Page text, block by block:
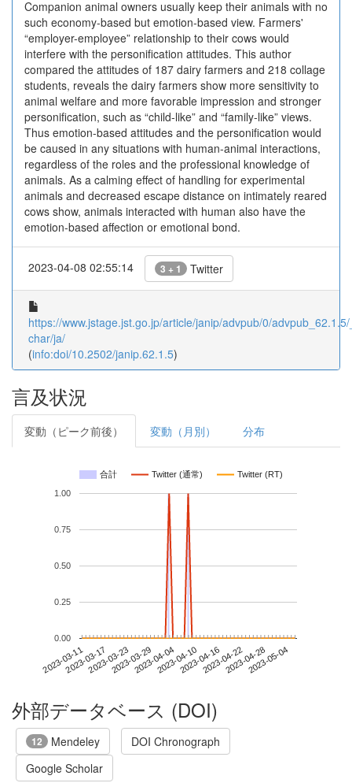
Companion animal owners usually keep their animals with no
such economy-based but emotion-based view. Farmers'
“employer-employee” relationship to their cows would
interfere with the personification attitudes. This author
compared the attitudes of 187 dairy farmers and 218 collage
students, reveals the dairy farmers show more sensitivity to
animal welfare and more favorable impression and stronger
personification, such as “child-like” and “family-like” views.
Thus emotion-based attitudes and the personification would
be caused in any situations with human-animal interactions,
regardless of the roles and the professional knowledge of
animals. As a calming effect of handling for experimental
animals and decreased escape distance on intimately reared
cows show, animals interacted with human also have the
emotion-based affection or emotional bond.
2023-04-08 02:55:14 3 + 1 Twitter
https://www.jstage.jst.go.jp/article/janip/advpub/0/
char/ja/
(info:doi/10.2502/janip.62.1.5)
言及状況
変動（ピーク前後） 変動（月別） 分布
合計 Twitter (通常) Twitter (RT)
2023-03-112023-03-172023-03-232023-03-292023-04-042023-04-102023-04-162023-04-222023-04-282023-05-04
0.00
0.25
0.50
0.75
1.00
外部データベース (DOI)
12 Mendeley
DOI Chronograph
Google Scholar